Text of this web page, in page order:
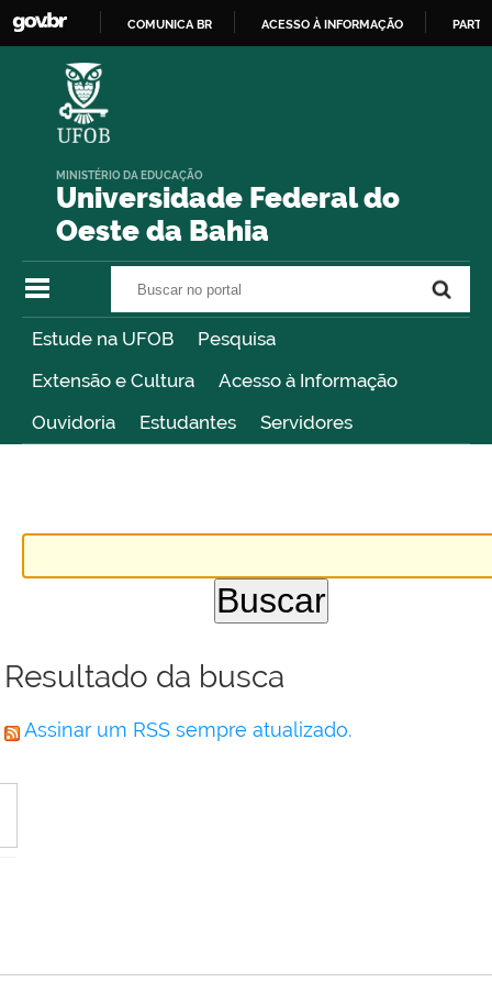
COMUNICA BR ACESSO À INFORMAÇÃO
Universidade Federal do
Oeste da Bahia
MINISTÉRIO DA EDUCAÇÃO
Estude na UFOB
Pesquisa
Extensão e Cultura
Acesso à Informação
Ouvidoria
Estudantes Servidores
Resultado da busca
Assinar um RSS sempre atualizado.